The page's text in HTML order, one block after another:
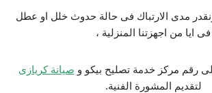
مدى الارتباك فى حالة حدوث خلل او عطل
فى ايا من اجهزتنا المنزلية ،
رقم مركز خدمة تصليح بيكو و صيانة كريازى
لتقديم المشورة الفنية.